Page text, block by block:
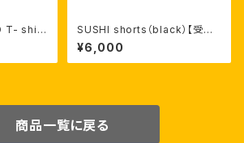
T- shirt
SUSHI shorts（black）【受注
生産】
¥6,000
商品一覧に戻る